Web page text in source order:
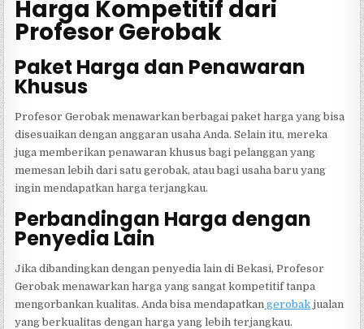
Harga Kompetitif dari
Profesor Gerobak
Paket Harga dan Penawaran
Khusus
Profesor Gerobak menawarkan berbagai paket harga yang bisa
disesuaikan dengan anggaran usaha Anda. Selain itu, mereka
juga memberikan penawaran khusus bagi pelanggan yang
memesan lebih dari satu gerobak, atau bagi usaha baru yang
ingin mendapatkan harga terjangkau.
Perbandingan Harga dengan
Penyedia Lain
Jika dibandingkan dengan penyedia lain di Bekasi, Profesor
Gerobak menawarkan harga yang sangat kompetitif tanpa
mengorbankan kualitas. Anda bisa mendapatkan gerobak jualan
yang berkualitas dengan harga yang lebih terjangkau.